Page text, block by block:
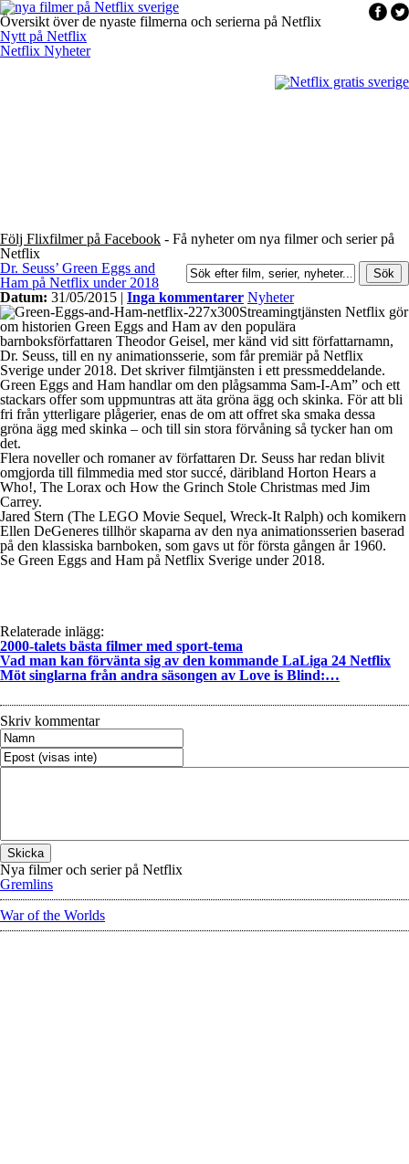
Översikt över de nyaste filmerna och serierna på Netflix
Nytt på Netflix
Netflix Nyheter
Följ Flixfilmer på Facebook - Få nyheter om nya filmer och serier på
Netflix
Dr. Seuss’ Green Eggs and
Ham på Netflix under 2018
Datum: 31/05/2015 | Inga kommentarer Nyheter
Streamingtjänsten Netflix gör
om historien Green Eggs and Ham av den populära
barnboksförfattaren Theodor Geisel, mer känd vid sitt författarnamn,
Dr. Seuss, till en ny animationsserie, som får premiär på Netflix
Sverige under 2018. Det skriver filmtjänsten i ett pressmeddelande.
Green Eggs and Ham handlar om den plågsamma Sam-I-Am” och ett
stackars offer som uppmuntras att äta gröna ägg och skinka. För att bli
fri från ytterligare plågerier, enas de om att offret ska smaka dessa
gröna ägg med skinka – och till sin stora förvåning så tycker han om
det.
Flera noveller och romaner av författaren Dr. Seuss har redan blivit
omgjorda till filmmedia med stor succé, däribland Horton Hears a
Who!, The Lorax och How the Grinch Stole Christmas med Jim
Carrey.
Jared Stern (The LEGO Movie Sequel, Wreck-It Ralph) och komikern
Ellen DeGeneres tillhör skaparna av den nya animationsserien baserad
på den klassiska barnboken, som gavs ut för första gången år 1960.
Se Green Eggs and Ham på Netflix Sverige under 2018.
Relaterade inlägg:
2000-talets bästa filmer med sport-tema
Vad man kan förvänta sig av den kommande LaLiga 24 Netflix
Möt singlarna från andra säsongen av Love is Blind:…
Skriv kommentar
Nya filmer och serier på Netflix
Gremlins
War of the Worlds